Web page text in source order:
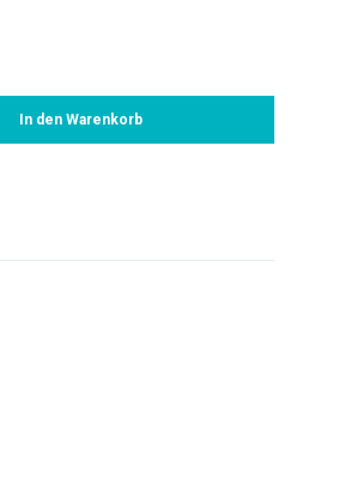
In den Warenkorb